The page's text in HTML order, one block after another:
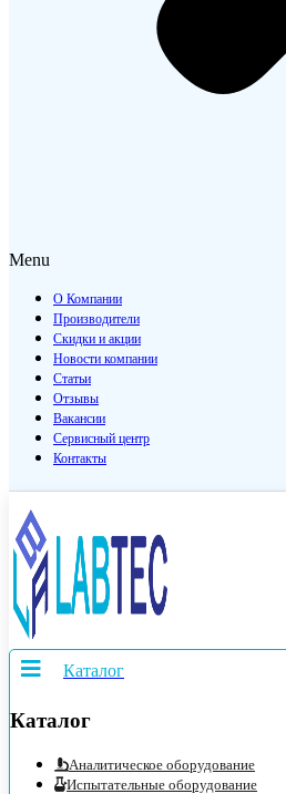
Menu
О Компании
Производители
Скидки и акции
Новости компании
Статьи
Отзывы
Вакансии
Сервисный центр
Контакты
Каталог
Каталог
Аналитическое оборудование
Испытательные оборудование